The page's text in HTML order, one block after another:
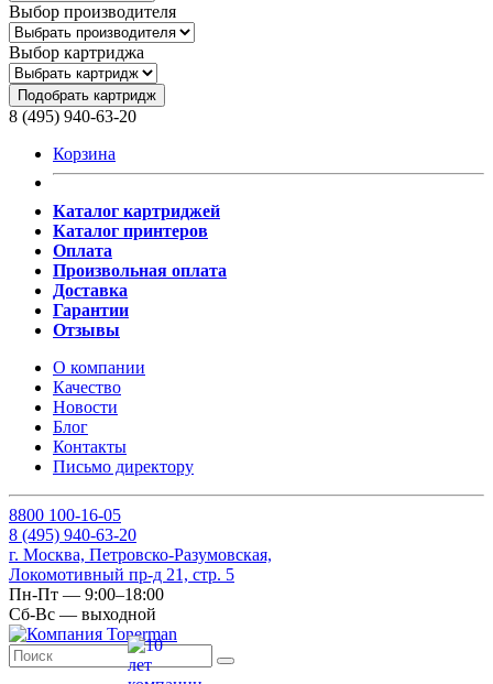
Выбор производителя
Выбор картриджа
Подобрать картридж
8 (495) 940-63-20
Корзина
Каталог картриджей
Каталог принтеров
Оплата
Произвольная оплата
Доставка
Гарантии
Отзывы
О компании
Качество
Новости
Блог
Контакты
Письмо директору
8800 100-16-05
8 (495) 940-63-20
г. Москва, Петровско-Разумовская,
Локомотивный пр-д 21, стр. 5
Пн-Пт — 9:00–18:00
Сб-Вс — выходной